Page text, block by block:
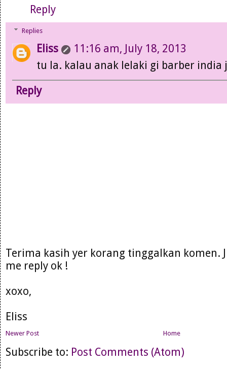
Reply
Replies
Eliss
11:16 am, July 18, 2013
tu la. kalau anak lelaki gi barber india
Reply
Terima kasih yer korang tinggalkan komen.
me reply ok !
xoxo,
Eliss
Newer Post Home
Subscribe to: Post Comments (Atom)